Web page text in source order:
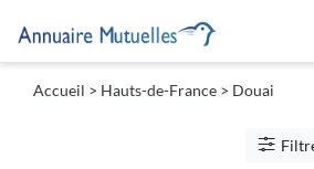
Accueil > Hauts-de-France > Douai